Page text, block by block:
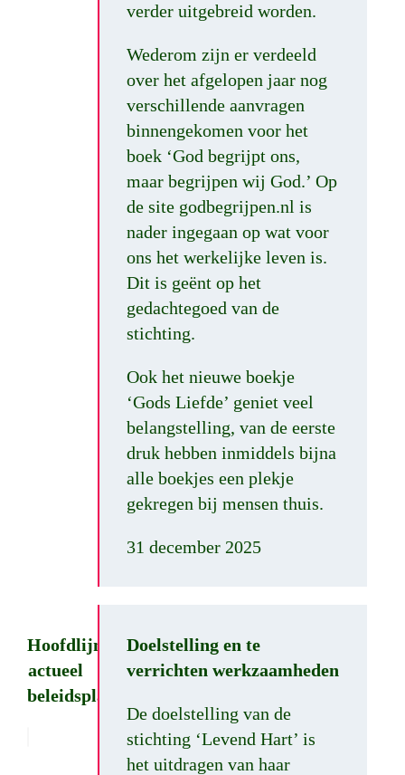
verder uitgebreid worden.
Wederom zijn er verdeeld
over het afgelopen jaar nog
verschillende aanvragen
binnengekomen voor het
boek ‘God begrijpt ons,
maar begrijpen wij God.’ Op
de site godbegrijpen.nl is
nader ingegaan op wat voor
ons het werkelijke leven is.
Dit is geënt op het
gedachtegoed van de
stichting.
Ook het nieuwe boekje
‘Gods Liefde’ geniet veel
belangstelling, van de eerste
druk hebben inmiddels bijna
alle boekjes een plekje
gekregen bij mensen thuis.
31 december 2025
Hoofdlijnen
actueel
beleidsplan
Doelstelling en te
verrichten werkzaamheden
De doelstelling van de
stichting ‘Levend Hart’ is
het uitdragen van haar